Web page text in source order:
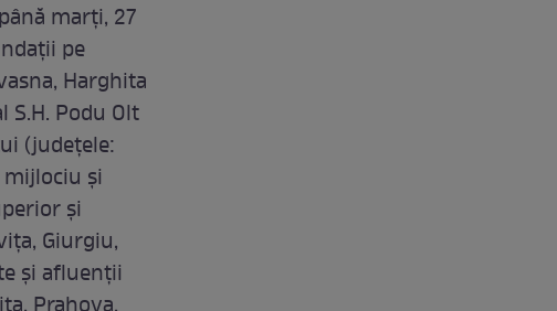
marți, 27
pe
Harghita
Podu Olt
(judeţele:
şi
şi
Giurgiu,
şi afluenţii